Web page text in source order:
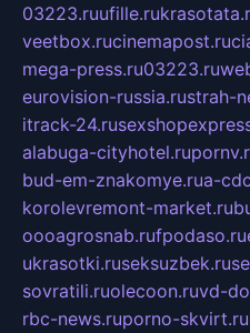
03223.ruufille.ru
veetbox.rucinemapost.ru
mega-press.ru03223.ru
eurovision-russia.rustrah-
itrack-24.ru
alabuga-cityhotel.ru
bud-em-znakomye.rua-
korolevremont-market.ru
oooagrosnab.rufpodaso.ru
ukrasotki.ruseksuzbek.ru
sovratili.ruolecoon.ruvd-
rbc-news.ruporno-skvirt.ru